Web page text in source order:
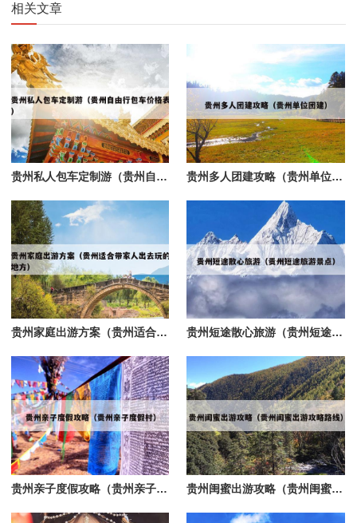
相关文章
贵州私人包车定制游（贵州自由行包车价格表） 贵州多人团建攻略（贵州单位团建）
贵州家庭出游方案（贵州适合带家人出去玩的地方） 贵州短途散心旅游（贵州短途旅游景点）
贵州亲子度假攻略（贵州亲子度假村） 贵州闺蜜出游攻略（贵州闺蜜出游攻略路线）